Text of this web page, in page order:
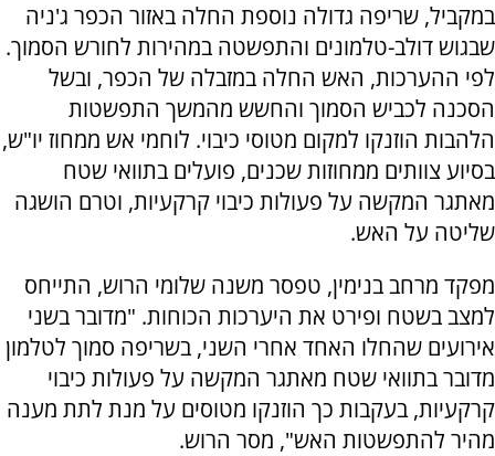
במקביל, שריפה גדולה נוספת החלה באזור הכפר ג'ניה
שבגוש דולב-טלמונים והתפשטה במהירות לחורש הסמוך.
לפי ההערכות, האש החלה במזבלה של הכפר, ובשל
הסכנה לכביש הסמוך והחשש מהמשך התפשטות
הלהבות הוזנקו למקום מטוסי כיבוי. לוחמי אש ממחוז יו"ש,
בסיוע צוותים ממחוזות שכנים, פועלים בתוואי שטח
מאתגר המקשה על פעולות כיבוי קרקעיות, וטרם הושגה
שליטה על האש.
מפקד מרחב בנימין, טפסר משנה שלומי הרוש, התייחס
למצב בשטח ופירט את היערכות הכוחות. "מדובר בשני
אירועים שהחלו האחד אחרי השני, בשריפה סמוך לטלמון
מדובר בתוואי שטח מאתגר המקשה על פעולות כיבוי
קרקעיות, בעקבות כך הוזנקו מטוסים על מנת לתת מענה
מהיר להתפשטות האש", מסר הרוש.